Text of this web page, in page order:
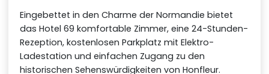
Eingebettet in den Charme der Normandie bietet
das Hotel 69 komfortable Zimmer, eine 24-Stunden-
Rezeption, kostenlosen Parkplatz mit Elektro-
Ladestation und einfachen Zugang zu den
historischen Sehenswürdigkeiten von Honfleur.